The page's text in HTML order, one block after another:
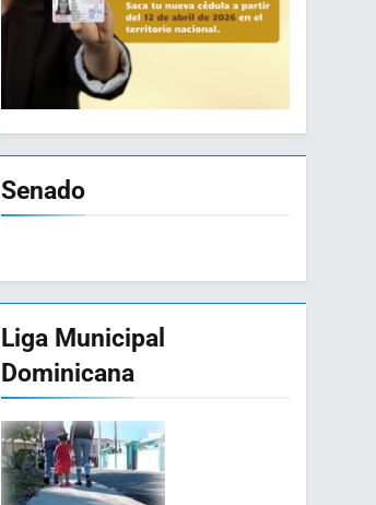
Senado
Liga Municipal
Dominicana